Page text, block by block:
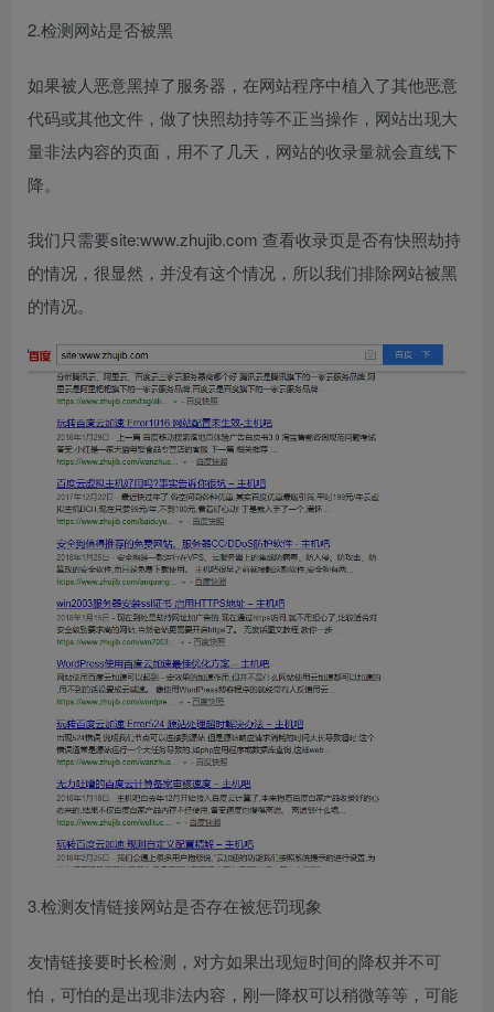
2.检测网站是否被黑
如果被人恶意黑掉了服务器，在网站程序中植入了其他恶意
代码或其他文件，做了快照劫持等不正当操作，网站出现大
量非法内容的页面，用不了几天，网站的收录量就会直线下
降。
我们只需要site:www.zhujib.com 查看收录页是否有快照劫持
的情况，很显然，并没有这个情况，所以我们排除网站被黑
的情况。
3.检测友情链接网站是否存在被惩罚现象
友情链接要时长检测，对方如果出现短时间的降权并不可
怕，可怕的是出现非法内容，刚一降权可以稍微等等，可能